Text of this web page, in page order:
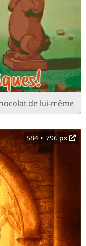
de lui-même
584 × 796 px